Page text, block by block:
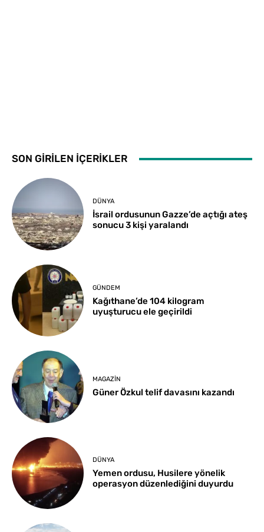
SON GİRİLEN İÇERİKLER
DÜNYA
İsrail ordusunun Gazze’de açtığı ateş
sonucu 3 kişi yaralandı
GÜNDEM
Kağıthane’de 104 kilogram
uyuşturucu ele geçirildi
MAGAZIN
Güner Özkul telif davasını kazandı
DÜNYA
Yemen ordusu, Husilere yönelik
operasyon düzenlediğini duyurdu